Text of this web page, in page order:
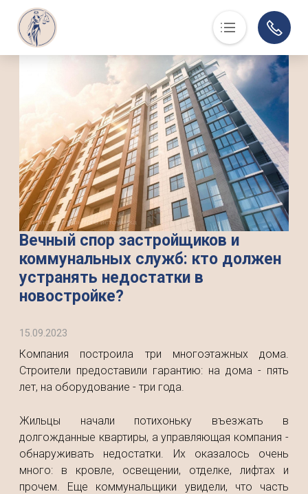
Основная навигация
Люди, события, факты
Суд в помощь
Юристам
История
Контакты
Суды области
Информация по делам
Музей
Вечный спор застройщиков и
коммунальных служб: кто должен
устранять недостатки в
новостройке?
15.09.2023
Компания построила три многоэтажных дома.
Строители предоставили гарантию: на дома - пять
лет, на оборудование - три года.
Жильцы начали потихоньку въезжать в
долгожданные квартиры, а управляющая компания -
обнаруживать недостатки. Их оказалось очень
много: в кровле, освещении, отделке, лифтах и
прочем. Еще коммунальщики увидели, что часть